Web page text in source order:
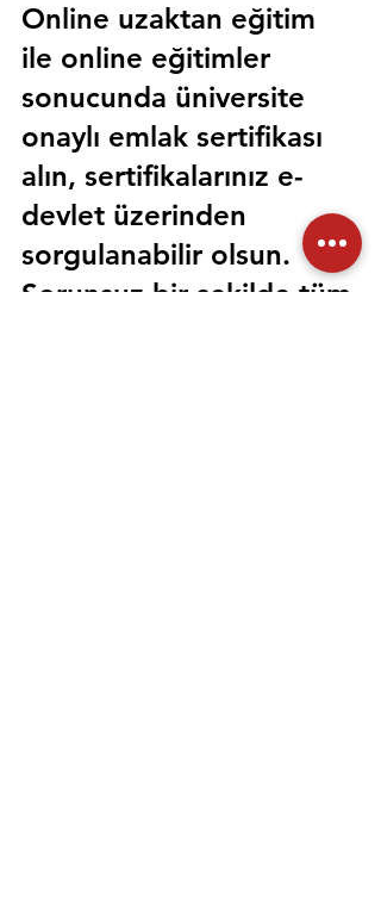
Online uzaktan eğitim
ile online eğitimler
sonucunda üniversite
onaylı emlak sertifikası
alın, sertifikalarınız e-
devlet üzerinden
sorgulanabilir olsun.
Sorunsuz bir şekilde tüm